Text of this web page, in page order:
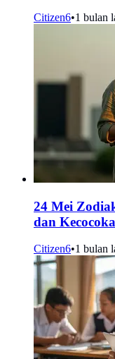
Citizen6•1 bulan
24 Mei
dan
Citizen6•1 bulan